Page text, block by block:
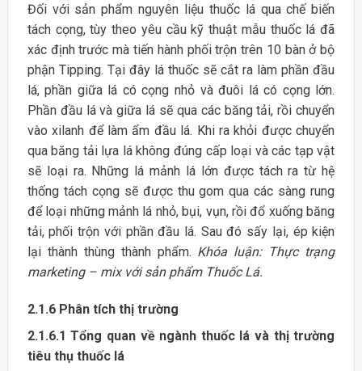
Đối với sản phẩm nguyên liệu thuốc lá qua chế biến
tách cọng, tùy theo yêu cầu kỹ thuật mẫu thuốc lá đã
xác định trước mà tiến hành phối trộn trên 10 bàn ở bộ
phận Tipping. Tại đây lá thuốc sẽ cắt ra làm phần đầu
lá, phần giữa lá có cọng nhỏ và đuôi lá có cọng lớn.
Phần đầu lá và giữa lá sẽ qua các băng tải, rồi chuyển
vào xilanh để làm ẩm đầu lá. Khi ra khỏi được chuyển
qua băng tải lựa lá không đúng cấp loại và các tạp vật
sẽ loại ra. Những lá mảnh lá lớn được tách ra từ hệ
thống tách cọng sẽ được thu gom qua các sàng rung
để loại những mảnh lá nhỏ, bụi, vụn, rồi đổ xuống băng
tải, phối trộn với phần đầu lá. Sau đó sấy lại, ép kiện
lại thành thùng thành phẩm. Khóa luận: Thực trạng
marketing – mix với sản phẩm Thuốc Lá.
2.1.6 Phân tích thị trường
2.1.6.1 Tổng quan về ngành thuốc lá và thị trường
tiêu thụ thuốc lá